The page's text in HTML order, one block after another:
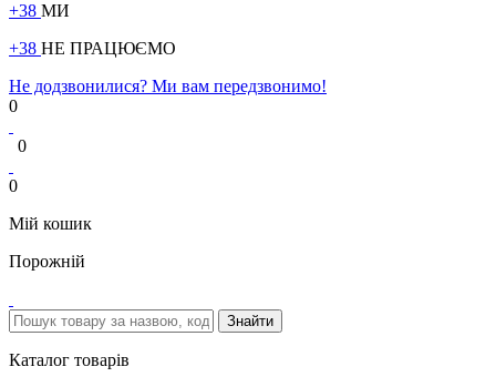
+38 МИ
+38 НЕ ПРАЦЮЄМО
Не додзвонилися? Ми вам передзвонимо!
0
0
0
Мій кошик
Порожній
Каталог товарів